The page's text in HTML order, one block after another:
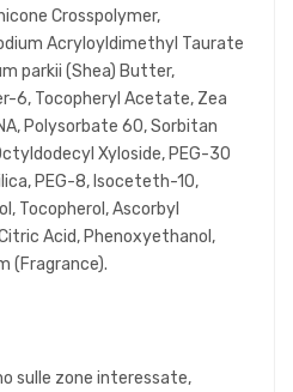
Crosspolymer,
Acryloyldimethyl Taurate
parkii (Shea) Butter,
6, Tocopheryl Acetate, Zea
Polysorbate 60, Sorbitan
Xyloside, PEG-30
PEG-8, Isoceteth-10,
Tocopherol, Ascorbyl
Acid, Phenoxyethanol,
(Fragrance).
sulle zone interessate,